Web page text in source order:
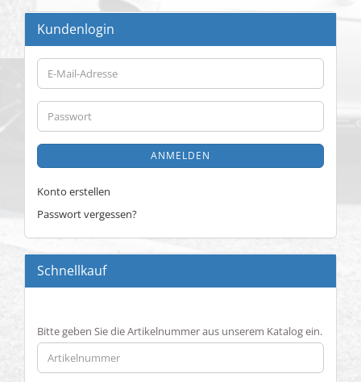
Kundenlogin
E-
Mail-
Adresse
Passwort
ANMELDEN
Konto erstellen
Passwort vergessen?
Schnellkauf
BITTE
GEBEN
SIE
DIE
Bitte geben Sie die Artikelnummer aus unserem Katalog ein.